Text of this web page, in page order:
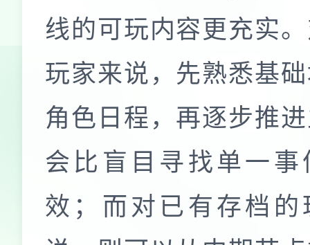
线的可玩内容更充实
玩家来说，先熟悉基
角色日程，再逐步推
会比盲目寻找单一事
效；而对已有存档的